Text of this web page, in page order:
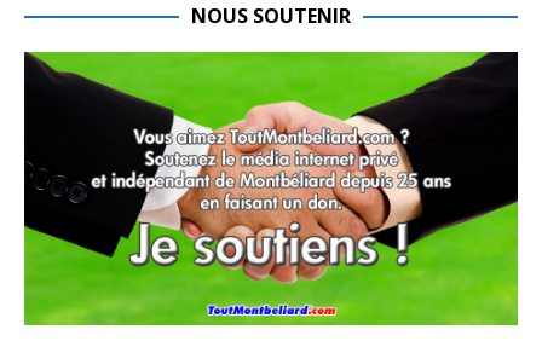
NOUS SOUTENIR